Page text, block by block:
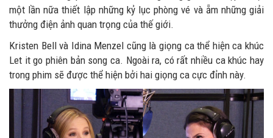
một lần nữa thiết lập những kỷ lục phòng vé và ẵm những giải
thưởng điện ảnh quan trọng của thế giới.
Kristen Bell và Idina Menzel cũng là giọng ca thể hiện ca khúc
Let it go phiên bản song ca. Ngoài ra, có rất nhiều ca khúc hay
trong phim sẽ được thể hiện bởi hai giọng ca cực đỉnh này.